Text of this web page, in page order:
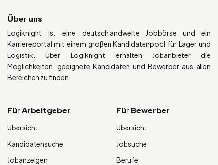
Über uns
Logiknight ist eine deutschlandweite Jobbörse und ein
Karriereportal mit einem großen Kandidatenpool für Lager und
Logistik. Über Logiknight erhalten Jobanbieter die
Möglichkeiten, geeignete Kandidaten und Bewerber aus allen
Bereichen zu finden.
Für Arbeitgeber
Übersicht
Kandidatensuche
Jobanzeigen
Für Bewerber
Übersicht
Jobsuche
Berufe